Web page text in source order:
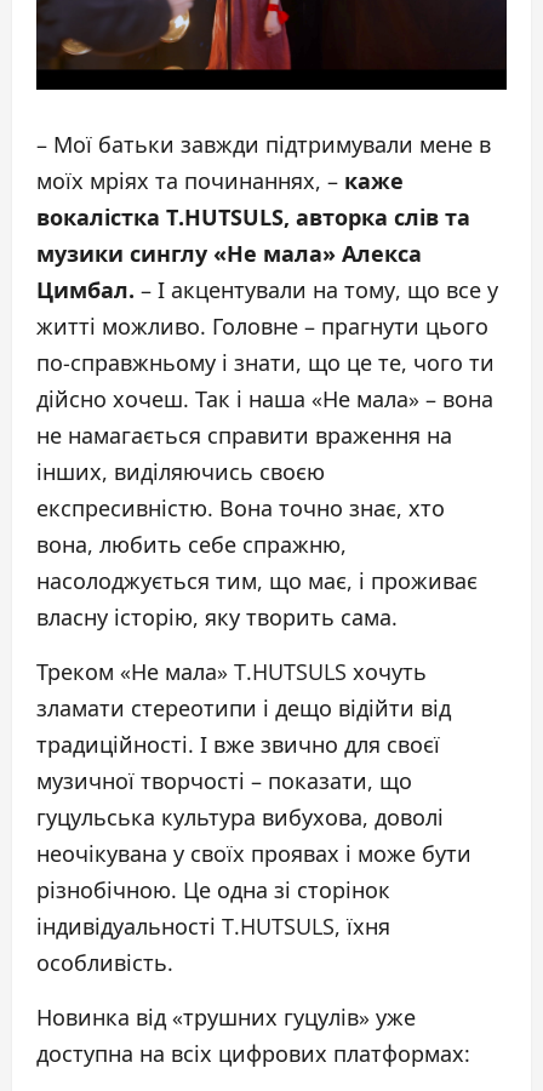
– Мої батьки завжди підтримували мене в
моїх мріях та починаннях, – каже
вокалістка T.HUTSULS, авторка слів та
музики синглу «Не мала» Алекса
Цимбал. – І акцентували на тому, що все у
житті можливо. Головне – прагнути цього
по-справжньому і знати, що це те, чого ти
дійсно хочеш. Так і наша «Не мала» – вона
не намагається справити враження на
інших, виділяючись своєю
експресивністю. Вона точно знає, хто
вона, любить себе спражню,
насолоджується тим, що має, і проживає
власну історію, яку творить сама.
Треком «Не мала» T.HUTSULS хочуть
зламати стереотипи і дещо відійти від
традиційності. І вже звично для своєї
музичної творчості – показати, що
гуцульська культура вибухова, доволі
неочікувана у своїх проявах і може бути
різнобічною. Це одна зі сторінок
індивідуальності T.HUTSULS, їхня
особливість.
Новинка від «трушних гуцулів» уже
доступна на всіх цифрових платформах: